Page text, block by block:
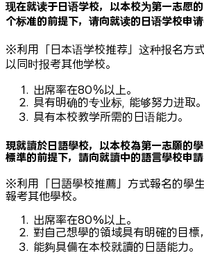
现在就读于日语学校，以本校为第一志愿
个标准的前提下，请向就读的日语学校申请
※利用「日本语学校推荐」这种报名方
以同时报考其他学校。
出席率在80％以上。
具有明确的专业标, 能够努力进取。
具有本校教学所需的日语能力。
現就讀於日語學校，以本校為第一志願的
標準的前提下，請向就讀中的語言學校申請
※利用「日語學校推薦」方式報名的學
報考其他學校。
出席率在80%以上。
對自己想學的領域具有明確的目標
能夠具備在本校就讀的日語能力。